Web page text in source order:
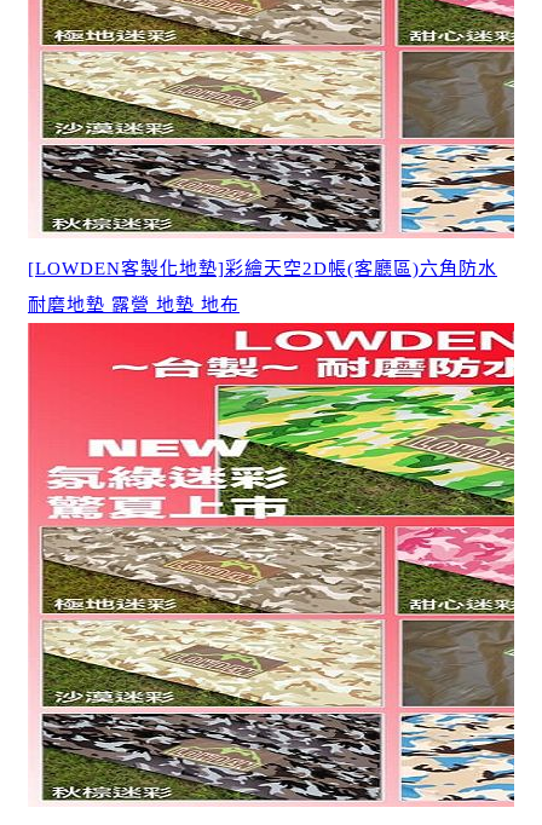
[LOWDEN客製化地墊]彩繪天空2D帳(客廳區)六角防水
耐磨地墊 露營 地墊 地布